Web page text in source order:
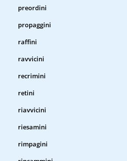
preordini
propaggini
raffini
ravvicini
recrimini
retini
riavvicini
riesamini
rimpagini